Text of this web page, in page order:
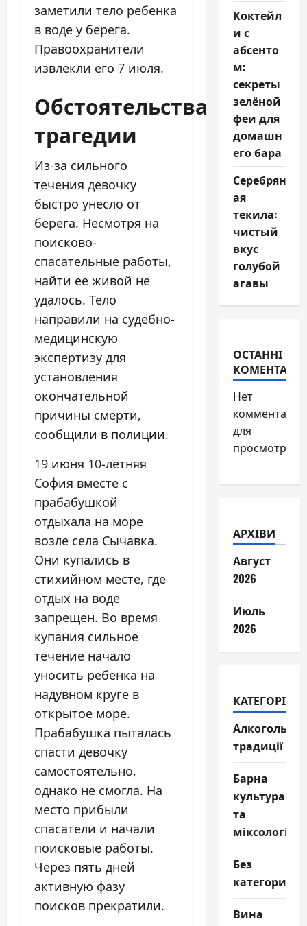
заметили тело ребенка
в воде у берега.
Правоохранители
извлекли его 7 июля.
Обстоятельства
трагедии
Из-за сильного
течения девочку
быстро унесло от
берега. Несмотря на
поисково-
спасательные работы,
найти ее живой не
удалось. Тело
направили на судебно-
медицинскую
экспертизу для
установления
окончательной
причины смерти,
сообщили в полиции.
19 июня 10-летняя
София вместе с
прабабушкой
отдыхала на море
возле села Сычавка.
Они купались в
стихийном месте, где
отдых на воде
запрещен. Во время
купания сильное
течение начало
уносить ребенка на
надувном круге в
открытое море.
Прабабушка пыталась
спасти девочку
самостоятельно,
однако не смогла. На
место прибыли
спасатели и начали
поисковые работы.
Через пять дней
активную фазу
поисков прекратили.
Коктейл
и с
абсенто
м:
секреты
зелёной
феи для
домашн
его бара
Серебрян
ая
текила:
чистый
вкус
голубой
агавы
ОСТАННІ
КОМЕНТАРІ
Нет
для
просмотра.
АРХІВИ
Август
2026
Июль
2026
КАТЕГОРІЇ
Алкогольні
традиції
Барна
культура
та
міксологія
Без
категории
Вина